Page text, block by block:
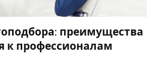
преимущества
к профессионалам